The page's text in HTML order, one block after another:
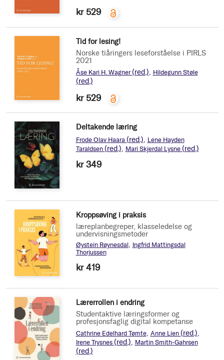
kr 529
Tid for lesing!
Norske tiåringers leseforståelse i PIRLS
2021
Åse Kari H. Wagner (red.) Hildegunn Støle
(red.)
kr 529
Deltakende læring
Frode Olav Haara (red.)
Lene Hayden
Taraldsen (red.) Mari Skjerdal Lysne (red.)
kr 349
Kroppsøving i praksis
læreplanbegreper, klasseledelse og
undervisningsmetoder
Øystein Røynesdal
Ingfrid Mattingsdal
Thorjussen
kr 419
Lærerrollen i endring
Studentaktive læringsformer og
profesjonsfaglig digital kompetanse
Cathrine Edelhard Tømte Anne Lien (red.)
Irene Trysnes (red.) Martin Smith-Gahrsen
(red.)